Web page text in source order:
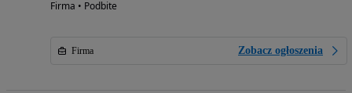
Firma • Podbite
Firma Zobacz ogłoszenia